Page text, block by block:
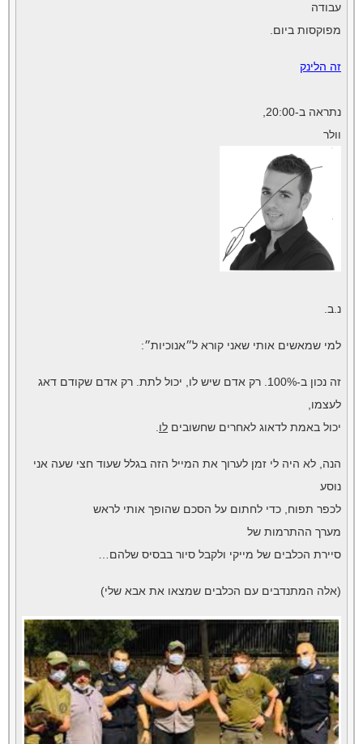
עבודה
מפוקסות ביום.
זה הלינק
נתראה ב-20:00,
וולר
נ.ב.
למי שמאשים אותי שאני קורא ל״אנוכיות״:
זה נכון ב-100%. רק אדם שיש לו, יכול לתת. רק אדם שקודם דאג
לעצמו,
יכול באמת לדאוג לאחרים שחשובים לו.
הנה, לא היה לי זמן לערוך את המייל הזה בגלל שעוד חצי שעה אני
נוסע
לכפר תפוח, כדי לחתום על הסכם שהופך אותי לראש
מערך ההתרמות של
סיירת הכלבים של מייקי ולקבל סיור בבסיס שלהם…
(אלה המתנדבים עם הכלבים שמצאו את אבא שלי)